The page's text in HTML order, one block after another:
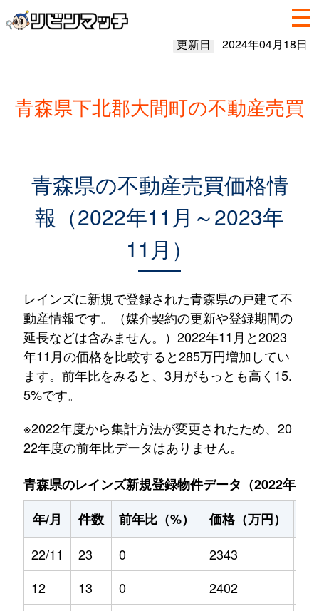
更新日 2024年04月18日
青森県下北郡大間町の不動産売買
青森県の不動産売買価格情
報（2022年11月～2023年
11月）
レインズに新規で登録された青森県の戸建て不
動産情報です。（媒介契約の更新や登録期間の
延長などは含みません。）2022年11月と2023
年11月の価格を比較すると285万円増加してい
ます。前年比をみると、3月がもっとも高く15.
5%です。
※2022年度から集計方法が変更されたため、20
22年度の前年比データはありません。
青森県のレインズ新規登録物件データ（2022年11
年/月
件数 前年比（%） 価格（万円）
22/11
23 0 2343
12
13 0 2402